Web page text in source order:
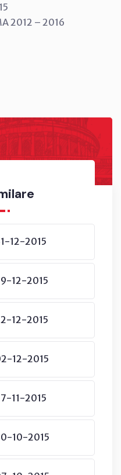
12-2015
12-2015
12-2015
12-2015
11-2015
10-2015
2012 – 2016